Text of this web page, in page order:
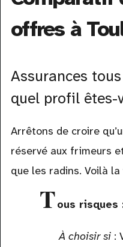
offres à
Assurances
quel profil êtes-
Arrêtons de croire
réservé aux frimeurs
que les radins. Voilà
Tous risques
À choisir si: